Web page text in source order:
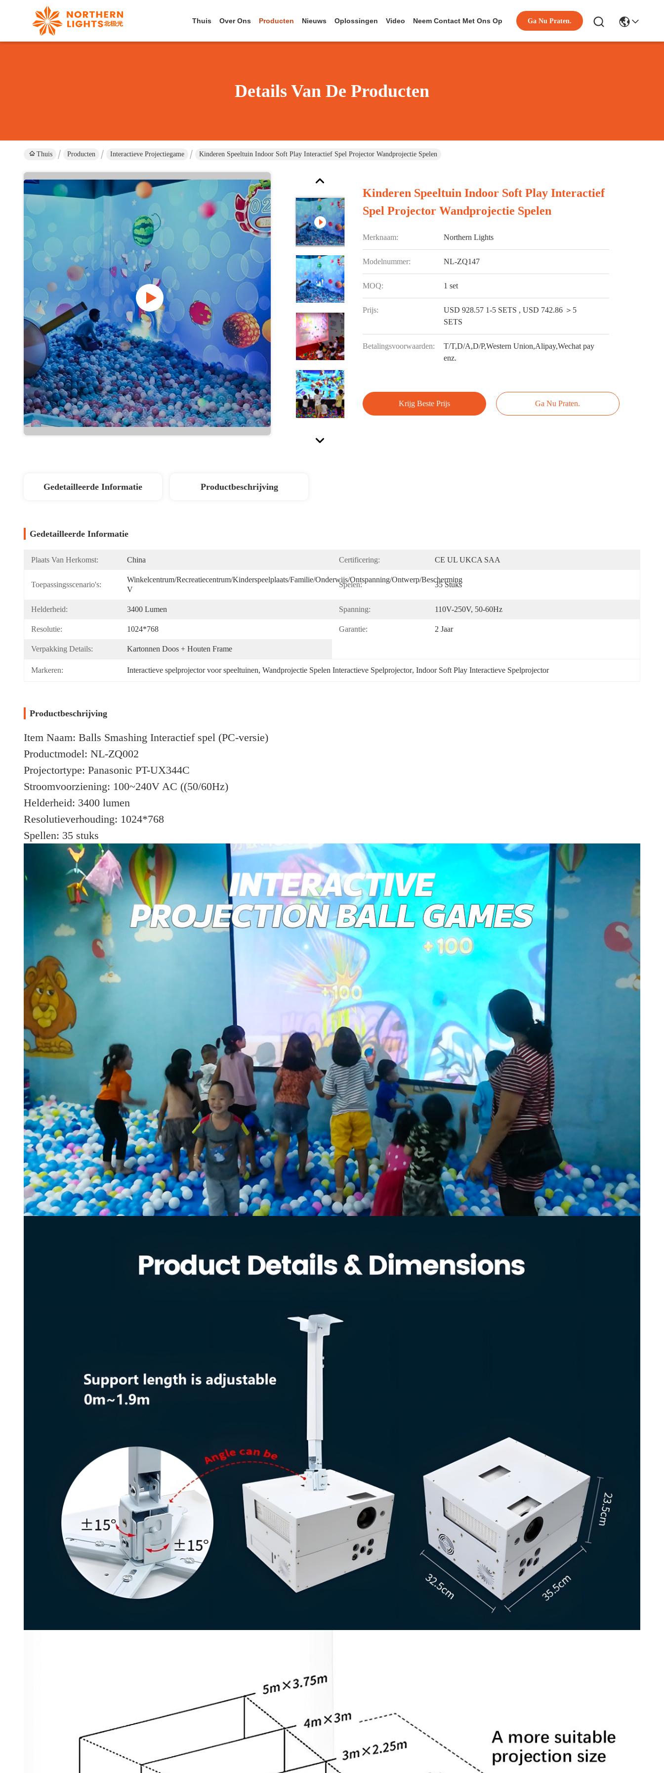
Thuis Over Ons Producten Nieuws Oplossingen Video Neem Contact Met Ons Op Ga Nu Praten.
Details Van De Producten
Thuis Producten Interactieve Projectiegame Kinderen Speeltuin Indoor Soft Play Interactief Spel Projector Wandprojectie Spelen
Kinderen Speeltuin Indoor Soft Play Interactief
Spel Projector Wandprojectie Spelen
Merknaam: Northern Lights
Modelnummer: NL-ZQ147
MOQ: 1 set
Prijs:
USD 928.57 1-5 SETS , USD 742.86 ＞5
SETS
Betalingsvoorwaarden:
T/T,D/A,D/P,Western Union,Alipay,Wechat pay
enz.
Krijg Beste Prijs Ga Nu Praten.
Gedetailleerde Informatie Productbeschrijving
Gedetailleerde Informatie
Plaats Van Herkomst: China Certificering: CE UL UKCA SAA
Toepassingsscenario's:
Winkelcentrum/Recreatiecentrum/Kinderspeelplaats/Familie/Onderwijs/Ontspanning/ontwerp/bescherming
V
Spelen: 35 Stuks
Helderheid: 3400 Lumen Spanning: 110V-250V, 50-60Hz
Resolutie: 1024*768 Garantie: 2 Jaar
Verpakking Details: Kartonnen Doos + Houten Frame
Markeren: Interactieve spelprojector voor speeltuinen, Wandprojectie Spelen Interactieve Spelprojector, Indoor Soft Play Interactieve Spelprojector
Productbeschrijving
Item Naam: Balls Smashing Interactief spel (PC-versie)
Productmodel: NL-ZQ002
Projectortype: Panasonic PT-UX344C
Stroomvoorziening: 100~240V AC ((50/60Hz)
Helderheid: 3400 lumen
Resolutieverhouding: 1024*768
Spellen: 35 stuks